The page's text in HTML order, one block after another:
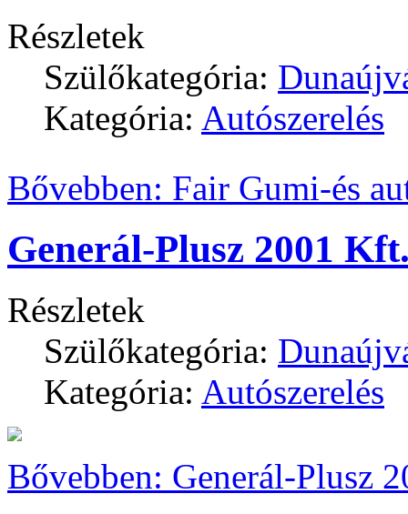
Részletek
Szülőkategória:
Kategória: Autószerelés
Bővebben: Fair Gumi-és
Generál-Plusz 2001
Részletek
Szülőkategória:
Kategória: Autószerelés
Bővebben: Generál-Plusz